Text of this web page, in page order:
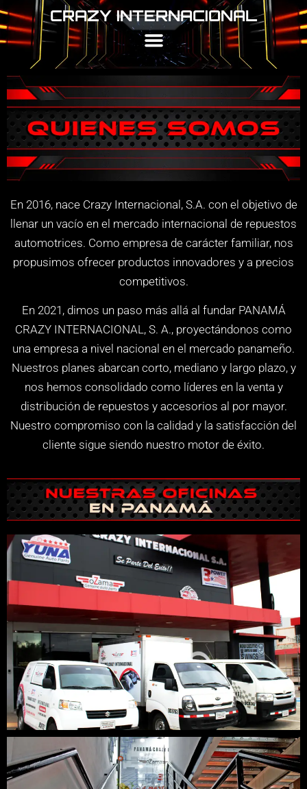
CRAZY INTERNACIONAL
En 2016, nace Crazy Internacional, S.A. con el objetivo de
llenar un vacío en el mercado internacional de repuestos
automotrices. Como empresa de carácter familiar, nos
propusimos ofrecer productos innovadores y a precios
competitivos.
En 2021, dimos un paso más allá al fundar PANAMÁ
CRAZY INTERNACIONAL, S. A., proyectándonos como
una empresa a nivel nacional en el mercado panameño.
Nuestros planes abarcan corto, mediano y largo plazo, y
nos hemos consolidado como líderes en la venta y
distribución de repuestos y accesorios al por mayor.
Nuestro compromiso con la calidad y la satisfacción del
cliente sigue siendo nuestro motor de éxito.